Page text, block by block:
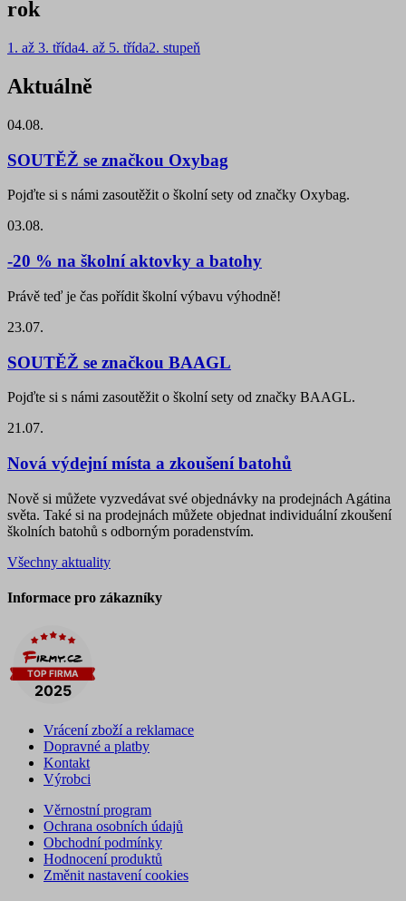
rok
1. až 3. třída4. až 5. třída2. stupeň
Aktuálně
04.08.
SOUTĚŽ se značkou Oxybag
Pojďte si s námi zasoutěžit o školní sety od značky Oxybag.
03.08.
-20 % na školní aktovky a batohy
Právě teď je čas pořídit školní výbavu výhodně!
23.07.
SOUTĚŽ se značkou BAAGL
Pojďte si s námi zasoutěžit o školní sety od značky BAAGL.
21.07.
Nová výdejní místa a zkoušení batohů
Nově si můžete vyzvedávat své objednávky na prodejnách Agátina
světa. Také si na prodejnách můžete objednat individuální zkoušení
školních batohů s odborným poradenstvím.
Všechny aktuality
Informace pro zákazníky
Vrácení zboží a reklamace
Dopravné a platby
Kontakt
Výrobci
Věrnostní program
Ochrana osobních údajů
Obchodní podmínky
Hodnocení produktů
Změnit nastavení cookies